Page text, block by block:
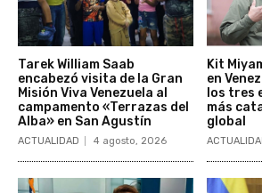
Tarek William Saab
encabezó visita de la Gran
Misión Viva Venezuela al
campamento «Terrazas del
Alba» en San Agustín
ACTUALIDAD 4 agosto, 2026
Kit
en
los tres
más
global